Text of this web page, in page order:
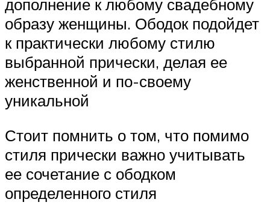
дополнение к любому свадебному
образу женщины. Ободок подойдет
к практически любому стилю
выбранной прически, делая ее
женственной и по-своему
уникальной
Стоит помнить о том, что помимо
стиля прически важно учитывать
ее сочетание с ободком
определенного стиля